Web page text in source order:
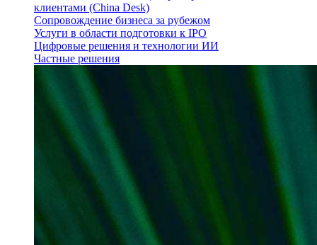
клиентами (China Desk)
Сопровождение бизнеса за рубежом
Услуги в области подготовки к IPO
Цифровые решения и технологии ИИ
Частные решения